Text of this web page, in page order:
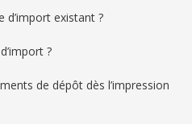
d’import existant ?
?
de dépôt dès l’impression